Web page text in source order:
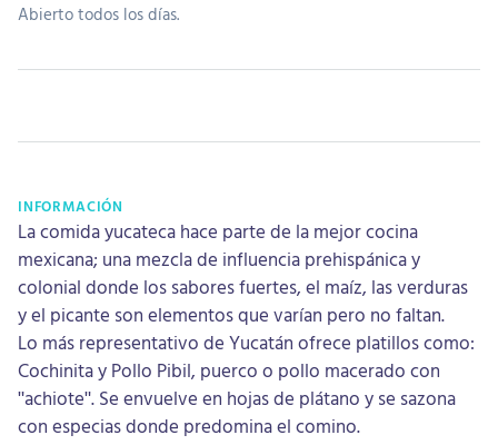
Abierto todos los días.
INFORMACIÓN
La comida yucateca hace parte de la mejor cocina
mexicana; una mezcla de influencia prehispánica y
colonial donde los sabores fuertes, el maíz, las verduras
y el picante son elementos que varían pero no faltan.
Lo más representativo de Yucatán ofrece platillos como:
Cochinita y Pollo Pibil, puerco o pollo macerado con
"achiote". Se envuelve en hojas de plátano y se sazona
con especias donde predomina el comino.